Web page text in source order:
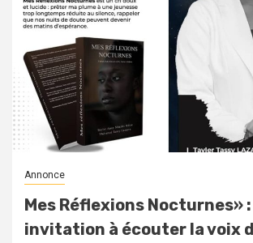
Annonce
Mes Réflexions Nocturnes»
invitation à écouter la voix